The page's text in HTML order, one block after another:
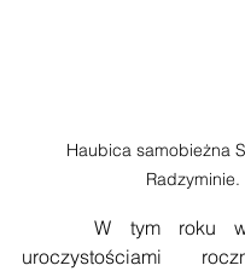
Haubica samobieżna
Radzyminie.
W tym roku w
uroczystościami